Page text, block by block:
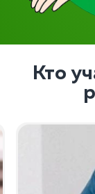
Кто